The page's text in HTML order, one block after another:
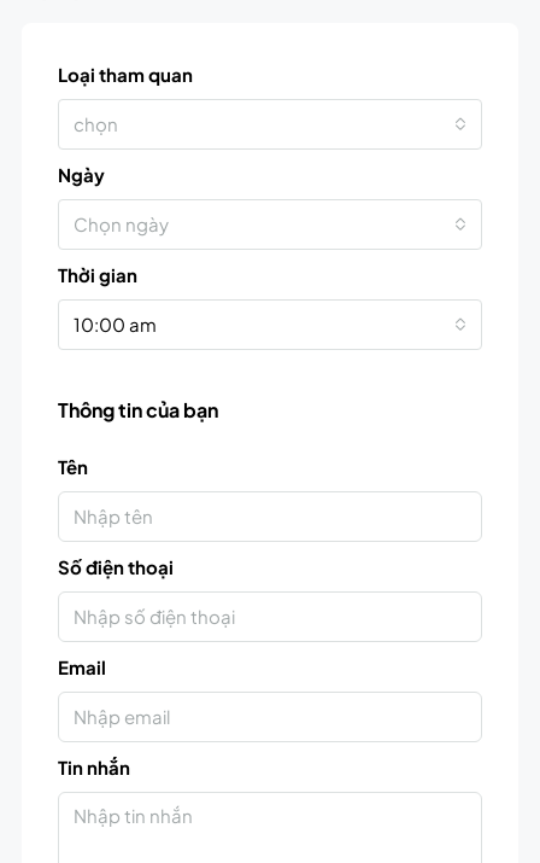
Loại tham quan
chọn
Ngày
Chọn ngày
Thời gian
10:00 am
Thông tin của bạn
Tên
Số điện thoại
Email
Tin nhắn